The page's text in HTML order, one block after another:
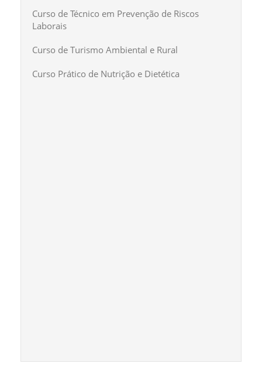
Curso de Técnico em Prevenção de Riscos
Laborais
Curso de Turismo Ambiental e Rural
Curso Prático de Nutrição e Dietética